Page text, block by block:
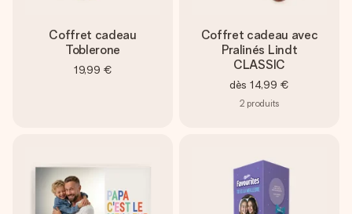
Coffret cadeau
Toblerone
19,99 €
Coffret cadeau avec
Pralinés Lindt
CLASSIC
dès 14,99 €
2 produits